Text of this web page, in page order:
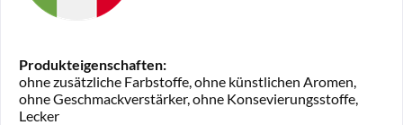
Produkteigenschaften:
ohne zusätzliche Farbstoffe, ohne künstlichen Aromen,
ohne Geschmackverstärker, ohne Konsevierungsstoffe,
Lecker